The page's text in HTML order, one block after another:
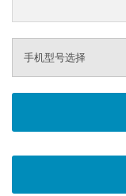
手机型号选择